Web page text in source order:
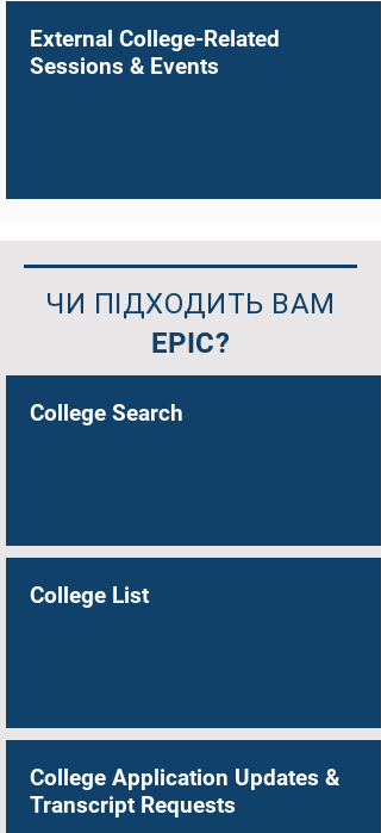
External College-Related
Sessions & Events
ЧИ ПІДХОДИТЬ ВАМ
EPIC?
College Search
College List
College Application Updates &
Transcript Requests